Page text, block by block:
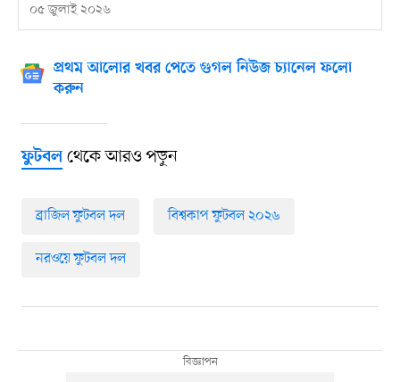
০৫ জুলাই ২০২৬
প্রথম আলোর খবর পেতে গুগল নিউজ চ্যানেল ফলো
করুন
ফুটবলথেকে আরও পড়ুন
ব্রাজিল ফুটবল দল বিশ্বকাপ ফুটবল ২০২৬
নরওয়ে ফুটবল দল